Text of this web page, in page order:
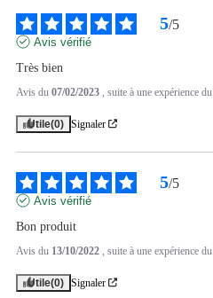
5/5
Avis vérifié
Très bien
Avis du 07/02/2023 , suite à une expérience du
Utile(0) Signaler
5/5
Avis vérifié
Bon produit
Avis du 13/10/2022 , suite à une expérience du
Utile(0) Signaler